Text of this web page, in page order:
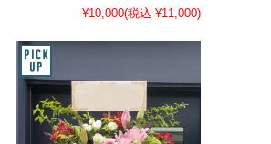
¥10,000(税込 ¥11,000)